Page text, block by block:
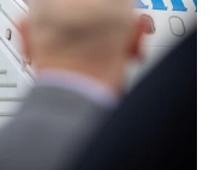
у